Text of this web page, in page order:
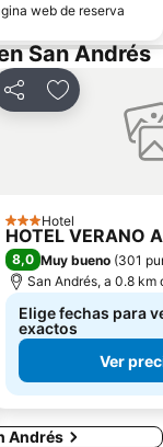
web de reserva
San Andrés
CompartirAgregar a
3 Estrellas
Hotel
HOTEL VERANO
8,0 Muy bueno (301
San Andrés, a 0.8 km
Elige fechas para
exactos
Ver
Andrés